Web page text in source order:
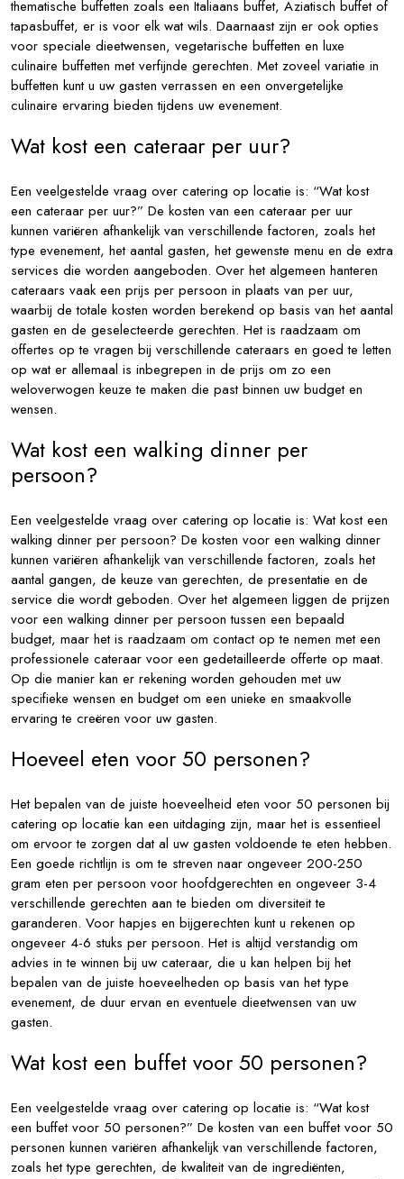
thematische buffetten zoals een Italiaans buffet, Aziatisch buffet of
tapasbuffet, er is voor elk wat wils. Daarnaast zijn er ook opties
voor speciale dieetwensen, vegetarische buffetten en luxe
culinaire buffetten met verfijnde gerechten. Met zoveel variatie in
buffetten kunt u uw gasten verrassen en een onvergetelijke
culinaire ervaring bieden tijdens uw evenement.
Wat kost een cateraar per uur?
Een veelgestelde vraag over catering op locatie is: “Wat kost
een cateraar per uur?” De kosten van een cateraar per uur
kunnen variëren afhankelijk van verschillende factoren, zoals het
type evenement, het aantal gasten, het gewenste menu en de extra
services die worden aangeboden. Over het algemeen hanteren
cateraars vaak een prijs per persoon in plaats van per uur,
waarbij de totale kosten worden berekend op basis van het aantal
gasten en de geselecteerde gerechten. Het is raadzaam om
offertes op te vragen bij verschillende cateraars en goed te letten
op wat er allemaal is inbegrepen in de prijs om zo een
weloverwogen keuze te maken die past binnen uw budget en
wensen.
Wat kost een walking dinner per
persoon?
Een veelgestelde vraag over catering op locatie is: Wat kost een
walking dinner per persoon? De kosten voor een walking dinner
kunnen variëren afhankelijk van verschillende factoren, zoals het
aantal gangen, de keuze van gerechten, de presentatie en de
service die wordt geboden. Over het algemeen liggen de prijzen
voor een walking dinner per persoon tussen een bepaald
budget, maar het is raadzaam om contact op te nemen met een
professionele cateraar voor een gedetailleerde offerte op maat.
Op die manier kan er rekening worden gehouden met uw
specifieke wensen en budget om een unieke en smaakvolle
ervaring te creëren voor uw gasten.
Hoeveel eten voor 50 personen?
Het bepalen van de juiste hoeveelheid eten voor 50 personen bij
catering op locatie kan een uitdaging zijn, maar het is essentieel
om ervoor te zorgen dat al uw gasten voldoende te eten hebben.
Een goede richtlijn is om te streven naar ongeveer 200-250
gram eten per persoon voor hoofdgerechten en ongeveer 3-4
verschillende gerechten aan te bieden om diversiteit te
garanderen. Voor hapjes en bijgerechten kunt u rekenen op
ongeveer 4-6 stuks per persoon. Het is altijd verstandig om
advies in te winnen bij uw cateraar, die u kan helpen bij het
bepalen van de juiste hoeveelheden op basis van het type
evenement, de duur ervan en eventuele dieetwensen van uw
gasten.
Wat kost een buffet voor 50 personen?
Een veelgestelde vraag over catering op locatie is: “Wat kost
een buffet voor 50 personen?” De kosten van een buffet voor 50
personen kunnen variëren afhankelijk van verschillende factoren,
zoals het type gerechten, de kwaliteit van de ingrediënten,